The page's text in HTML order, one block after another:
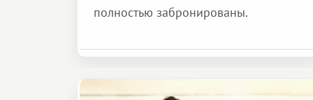
полностью забронированы.